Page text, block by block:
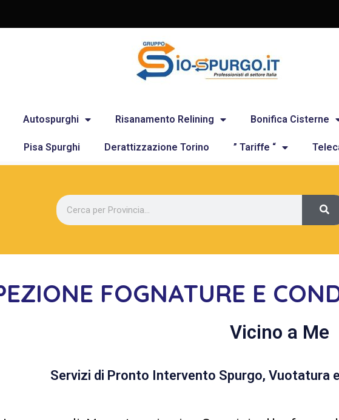
Autospurghi Risanamento Relining Bonifica Cisterne
Pisa Spurghi Derattizzazione Torino ” Tariffe “
FOGNATURE E
Vicino a Me
Servizi di Pronto Intervento Spurgo, Vuotatura